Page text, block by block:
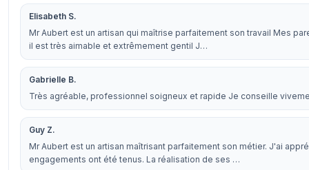
Elisabeth S.
Mr Aubert est un artisan qui maîtrise parfaitement son travail Mes
il est très aimable et extrêmement gentil J…
Gabrielle B.
Très agréable, professionnel soigneux et rapide Je conseille
Guy Z.
Mr Aubert est un artisan maîtrisant parfaitement son métier. J'ai
engagements ont été tenus. La réalisation de ses …